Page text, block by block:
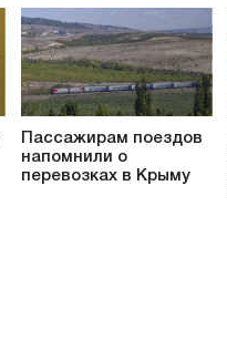
Пассажирам поездов
напомнили о
перевозках в Крыму